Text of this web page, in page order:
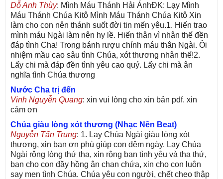
Dỗ Anh Thùy: Mình Máu Thánh Hải ÁnhĐK: Lạy Mình
Máu Thánh Chúa Kitô Mình Máu Thánh Chúa Kitô Xin
làm cho con nên thánh suốt đời tin mến yêu.1. Hiến trao
mình máu Ngài làm nên hy lề. Hiến thân vì nhân thế đền
đáp tình Cha! Trong bánh rượu chính máu thân Ngài. Ôi
nhiệm mầu cao sâu tình Chúa, xót thương nhân thế!2.
Lấy chi mà đáp đền tình yêu cao quý. Lấy chi mà ân
nghĩa tình Chúa thương
Nước Cha trị đến
Vinh Nguyễn Quang: xin vui lòng cho xin bản pdf. xin
cảm ơn
Chúa giàu lòng xót thương (Nhạc Nền Beat)
Nguyễn Tấn Trung: 1. Lạy Chúa Ngài giàu lòng xót
thương, xin ban ơn phù giúp con đêm ngày. Lạy Chúa
Ngài rộng lòng thứ tha, xin rộng ban tình yêu và tha thứ,
ban cho con đầy hồng ân chan chứa, xin cho con luôn
say men tình Chúa. Chúa yêu con người, chết cheo thập